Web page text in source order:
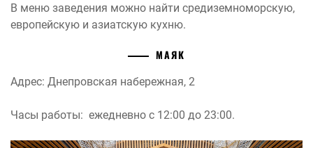
В меню заведения можно найти средиземноморскую,
европейскую и азиатскую кухню.
МАЯК
Адрес: Днепровская набережная, 2
Часы работы: ежедневно с 12:00 до 23:00.